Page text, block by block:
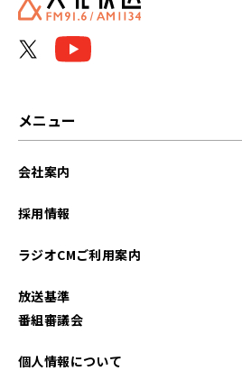
2022年05月
メニュー
会社案内
採用情報
ラジオCMご利用案内
放送基準
番組審議会
個人情報について